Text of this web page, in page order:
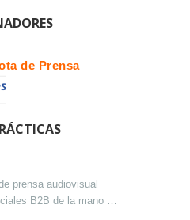
de Prensa
prensa audiovisual
B2B de la mano de